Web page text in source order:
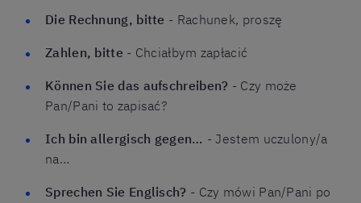
Die Rechnung, bitte - Rachunek, proszę
Zahlen, bitte - Chciałbym zapłacić
Können Sie das aufschreiben? - Czy może
Pan/Pani to zapisać?
Ich bin allergisch gegen… - Jestem uczulony/a
na…
Sprechen Sie Englisch? - Czy mówi Pan/Pani po